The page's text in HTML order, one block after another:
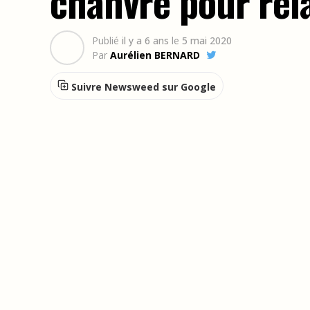
Publié il y a 6 ans le 5 mai 2020
Par Aurélien BERNARD
Suivre Newsweed sur Google